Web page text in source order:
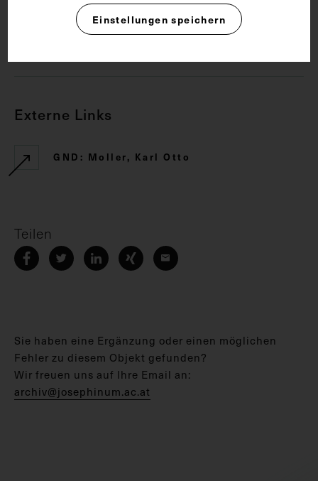
Externe Links
GND: Moller, Karl Otto
Teilen
Sie haben eine Ergänzung oder einen möglichen
Fehler zu diesem Objekt gefunden?
Wir freuen uns auf Ihre Email an:
archiv@josephinum.ac.at
Einstellungen speichern